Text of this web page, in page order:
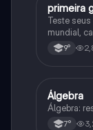
História
primeira
Teste
mundial,
primeira
9°
Matematica
Álgebra
Álgebra:
7°